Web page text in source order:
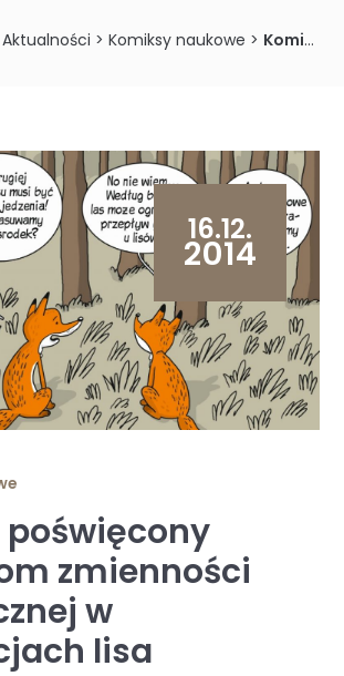
Aktualności >Komiksy naukowe > Komiks poświęcony badaniom zmienności genetycznej w populacjach lisa
16.12.
2014
zmienności
w
lisa